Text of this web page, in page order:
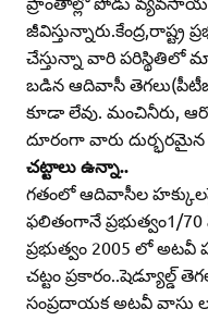
జీవిస్తున్నారు.కేంద్ర,రాష్ట్ర
చేస్తున్నా వారి పరిస్థితిలో
బడిన ఆదివాసీ
కూడా లేవు. మంచినీరు,
దూరంగా వారు దుర్భరమైన
చట్టాలు ఉన్నా..
గతంలో ఆదివాసీల
ఫలితంగానే ప్రభుత్వం1/
ప్రభుత్వం 2005 లో అటవీ
చట్టం ప్రకారం..షెడ్యూల్డ్‌
సంప్రదాయక అటవీ వాసు